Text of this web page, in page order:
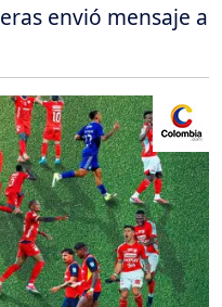
envió mensaje a